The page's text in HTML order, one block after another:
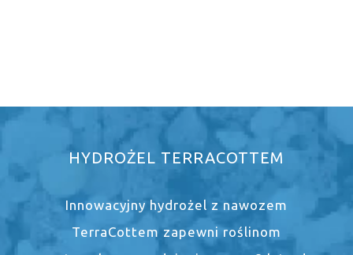
HYDROŻEL TERRACOTTEM
Innowacyjny hydrożel z nawozem
TerraCottem zapewni roślinom